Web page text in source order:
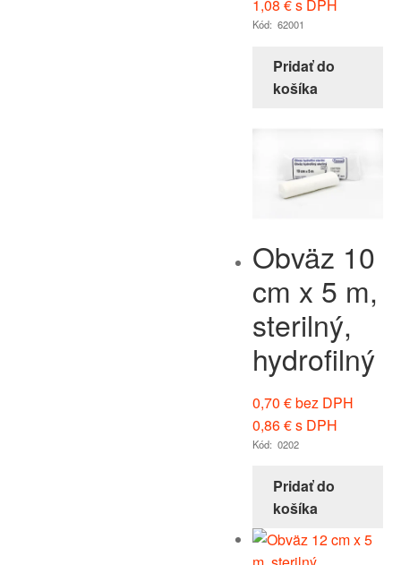
1,08 €s DPH
Kód: 62001
Pridať do
košíka
Obväz 10
cm x 5 m,
sterilný,
hydrofilný
0,70 €bez DPH
0,86€s DPH
Kód: 0202
Pridať do
košíka